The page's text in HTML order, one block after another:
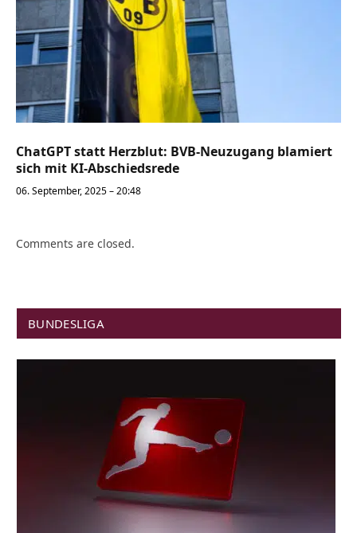
ChatGPT statt Herzblut: BVB-Neuzugang blamiert
sich mit KI-Abschiedsrede
06. September, 2025 – 20:48
Comments are closed.
BUNDESLIGA